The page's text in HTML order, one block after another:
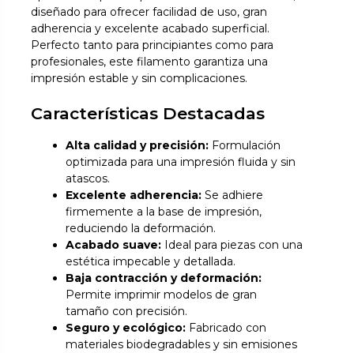
diseñado para ofrecer facilidad de uso, gran
adherencia y excelente acabado superficial.
Perfecto tanto para principiantes como para
profesionales, este filamento garantiza una
impresión estable y sin complicaciones.
Características Destacadas
Alta calidad y precisión: Formulación
optimizada para una impresión fluida y sin
atascos.
Excelente adherencia: Se adhiere
firmemente a la base de impresión,
reduciendo la deformación.
Acabado suave: Ideal para piezas con una
estética impecable y detallada.
Baja contracción y deformación:
Permite imprimir modelos de gran
tamaño con precisión.
Seguro y ecológico: Fabricado con
materiales biodegradables y sin emisiones